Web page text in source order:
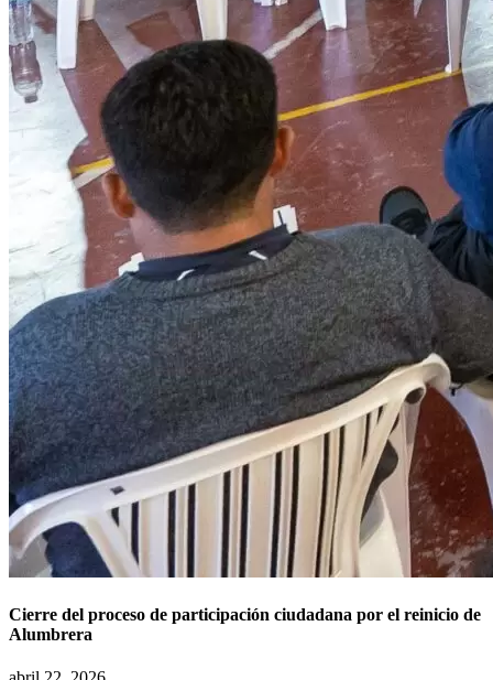
Cierre del proceso de participación ciudadana por el reinicio de
Alumbrera